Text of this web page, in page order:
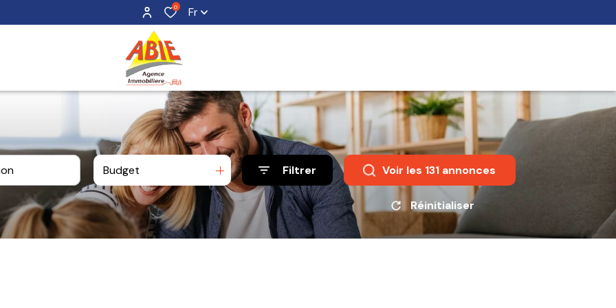
0 Fr
Budget Filtrer Voir les 131annonces
Réinitialiser